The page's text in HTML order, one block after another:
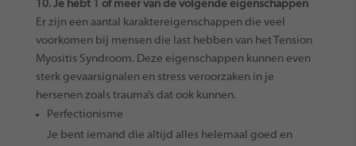
10. Je hebt 1 of meer van de volgende eigenschappen
Er zijn een aantal karaktereigenschappen die veel
voorkomen bij mensen die last hebben van het Tension
Myositis Syndroom. Deze eigenschappen kunnen even
sterk gevaarsignalen en stress veroorzaken in je
hersenen zoals trauma’s dat ook kunnen.
Perfectionisme
Je bent iemand die altijd alles helemaal goed en